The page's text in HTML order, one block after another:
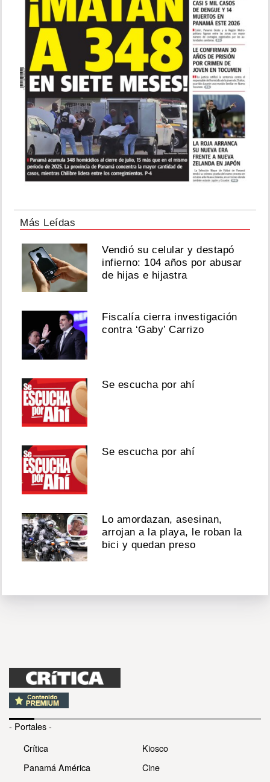
Más Leídas
Vendió su celular y destapó
infierno: 104 años por abusar
de hijas e hijastra
Fiscalía cierra investigación
contra ‘Gaby’ Carrizo
Se escucha por ahí
Se escucha por ahí
Lo amordazan, asesinan,
arrojan a la playa, le roban la
bici y quedan preso
- Portales -
Crítica
Panamá América
Kiosco
Cine